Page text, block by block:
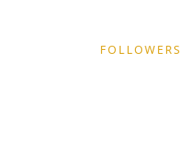
FOLLOWERS